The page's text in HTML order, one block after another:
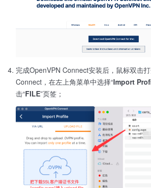
完成OpenVPN Connect安装后，鼠标双击
Connect，在左上角菜单中选择“Import
击“FILE”页签；